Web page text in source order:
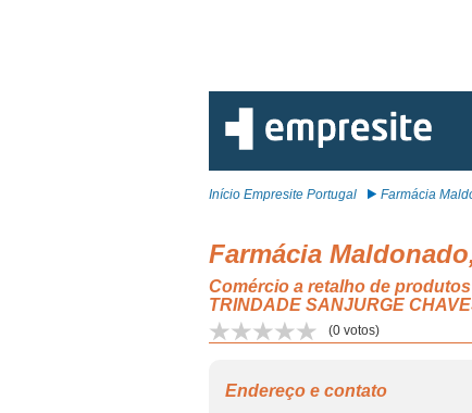
Início Empresite Portugal Farmácia
Farmácia
Comércio a retalho de
TRINDADE SANJURGE
(0 votos)
Endereço e contato